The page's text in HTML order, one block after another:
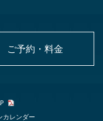
ご予約・料金
カレンダー